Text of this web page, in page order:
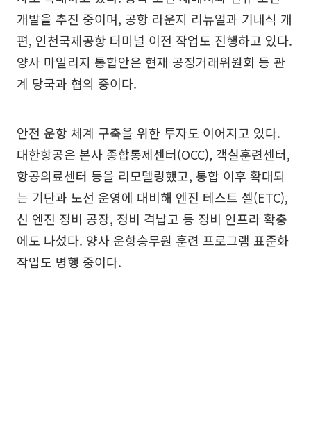
개발을 추진 중이며, 공항 라운지 리뉴얼과 기내식 개
편, 인천국제공항 터미널 이전 작업도 진행하고 있다.
양사 마일리지 통합안은 현재 공정거래위원회 등 관
계 당국과 협의 중이다.
안전 운항 체계 구축을 위한 투자도 이어지고 있다.
대한항공은 본사 종합통제센터(OCC), 객실훈련센터,
항공의료센터 등을 리모델링했고, 통합 이후 확대되
는 기단과 노선 운영에 대비해 엔진 테스트 셀(ETC),
신 엔진 정비 공장, 정비 격납고 등 정비 인프라 확충
에도 나섰다. 양사 운항승무원 훈련 프로그램 표준화
작업도 병행 중이다.